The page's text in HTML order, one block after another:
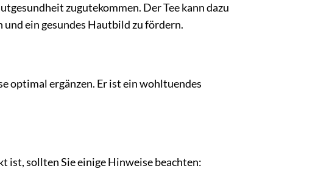
zugutekommen. Der Tee kann dazu
ein gesundes Hautbild zu fördern.
optimal ergänzen. Er ist ein wohltuendes
ist, sollten Sie einige Hinweise beachten: